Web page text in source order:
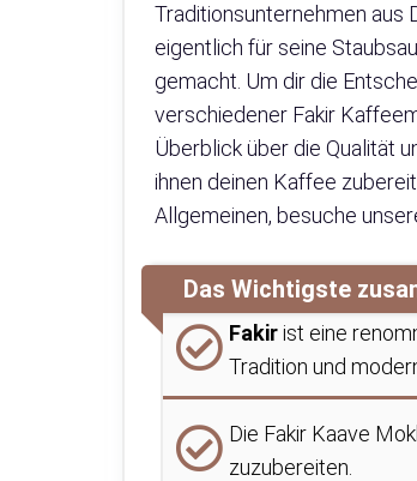
Traditionsunternehmen aus
eigentlich für seine
gemacht. Um dir die
verschiedener Fakir
Überblick über die Qualität
ihnen deinen Kaffee
Allgemeinen, besuche
Das Wichtigste
Fakirist eine
Tradition und
Die Fakir Kaave
zuzubereiten.